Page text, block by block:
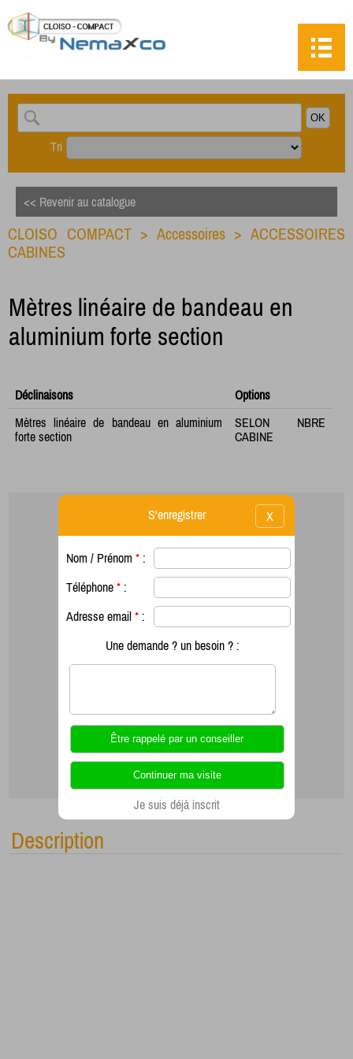
Tri
<< Revenir au catalogue
CLOISO COMPACT > Accessoires > ACCESSOIRES
CABINES
Mètres linéaire de bandeau en
aluminium forte section
Déclinaisons
Options
Mètres linéaire de bandeau en aluminium
forte section
SELON NBRE
CABINE
Description
X
S'enregistrer
Nom / Prénom * :
Téléphone * :
Adresse email * :
Une demande ? un besoin ? :
Je suis déjà inscrit